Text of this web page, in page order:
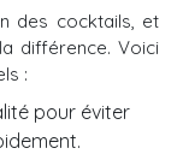
des cocktails, et
différence. Voici
:
pour éviter